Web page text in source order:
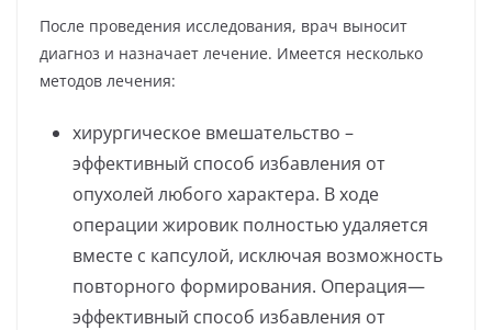
После проведения исследования, врач выносит
диагноз и назначает лечение. Имеется несколько
методов лечения:
хирургическое вмешательство –
эффективный способ избавления от
опухолей любого характера. В ходе
операции жировик полностью удаляется
вместе с капсулой, исключая возможность
повторного формирования. Операция—
эффективный способ избавления от